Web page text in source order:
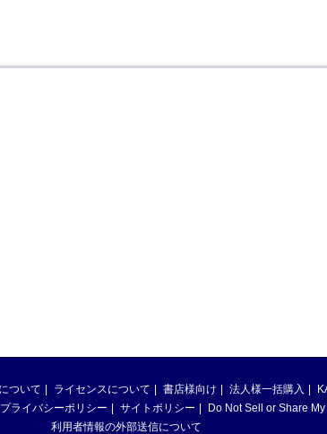
ついて ライセンスについて 書店様向け 法人様一括購入
プライバシーポリシー サイトポリシー
Do Not Sell or Share
利用者情報の外部送信について